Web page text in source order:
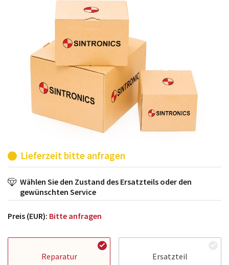
möglich. SINTRONICS ist dann ihr Partner, der
entweder die alten Baugruppen technisch hochwertig
repariert oder ihnen die abgekündigten Baugruppen
aus dem eigenen Lager ersetzt.
Lieferzeit bitte anfragen
Wählen Sie den Zustand des Ersatzteils oder den
gewünschten Service
Preis (EUR): Bitte anfragen
Reparatur Ersatzteil